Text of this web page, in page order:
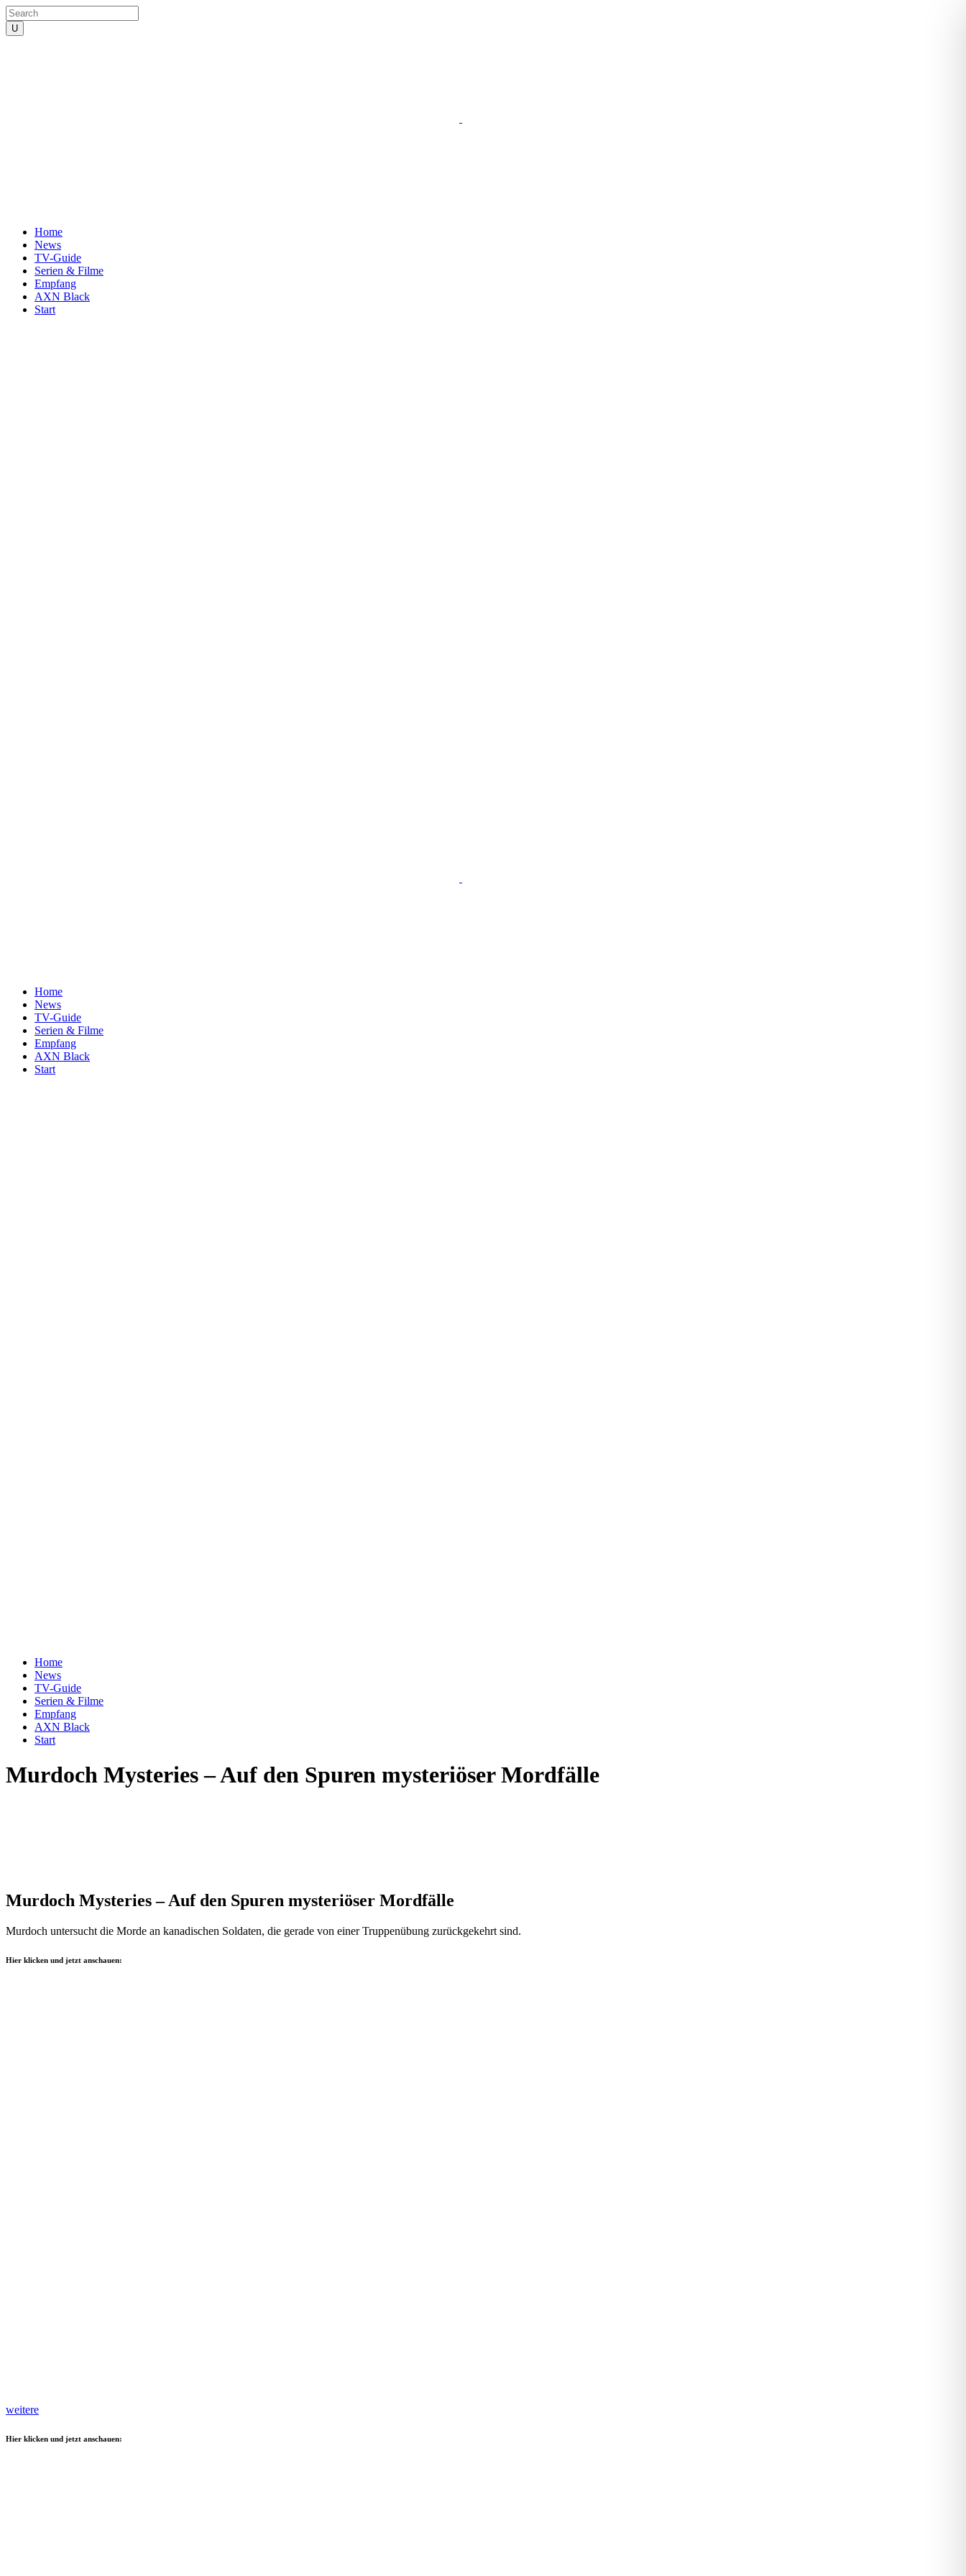
Home
News
TV-Guide
Serien & Filme
Empfang
AXN Black
Start
Home
News
TV-Guide
Serien & Filme
Empfang
AXN Black
Start
Home
News
TV-Guide
Serien & Filme
Empfang
AXN Black
Start
Murdoch Mysteries – Auf den Spuren mysteriöser Mordfälle
Murdoch Mysteries – Auf den Spuren mysteriöser Mordfälle
Murdoch untersucht die Morde an kanadischen Soldaten, die gerade von einer Truppenübung zurückgekehrt sind.
Hier klicken und jetzt anschauen:
weitere
Hier klicken und jetzt anschauen: